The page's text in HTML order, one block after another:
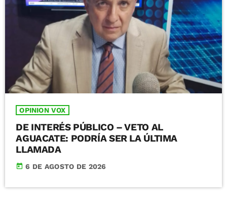
OPINION VOX
DE INTERÉS PÚBLICO – VETO AL
AGUACATE: PODRÍA SER LA ÚLTIMA
LLAMADA
today 6 DE AGOSTO DE 2026